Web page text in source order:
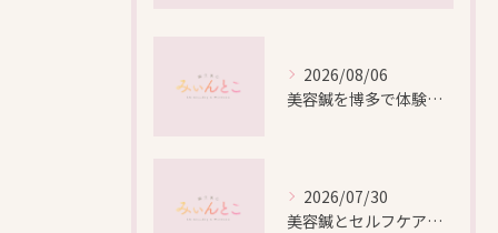
2026/08/06
美容鍼を博多で体験する際の効果や安全性と料金比較徹底ガイド
2026/07/30
美容鍼とセルフケアで叶える愛知県名古屋市北区米が瀬町の新しい美しさ